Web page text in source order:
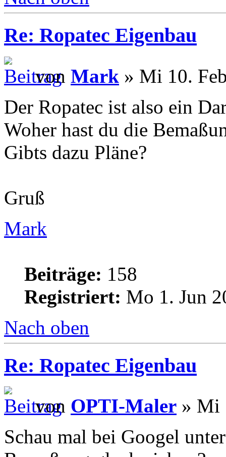
Re: Ropatec Eigenbau
von Mark » Mi 10.
Der Ropatec ist also ein
Woher hast du die
Gibts dazu Pläne?
Gruß
Mark
Beiträge: 158
Registriert: Mo 1. Jun
Nach oben
Re: Ropatec Eigenbau
von OPTI-Maler » Mi
Schau mal bei Googel